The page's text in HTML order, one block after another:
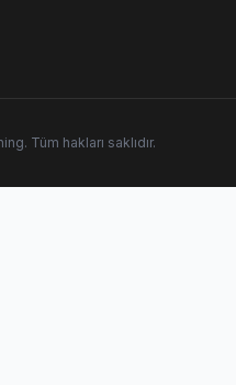
Tüm hakları saklıdır.